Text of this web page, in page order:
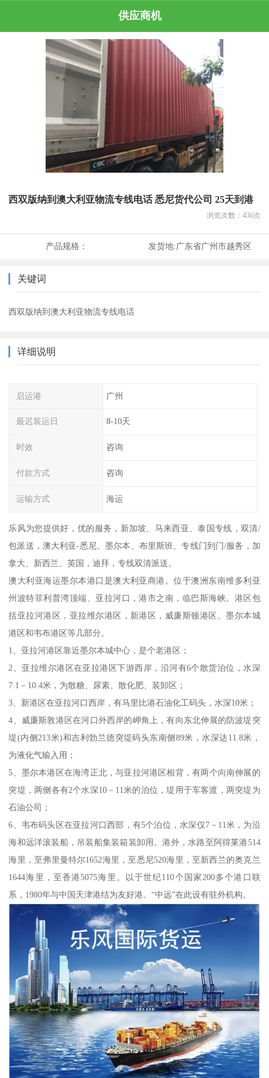
供应商机
西双版纳到澳大利亚物流专线电话 悉尼货代公司 25天到港
浏览次数： 436次
产品规格： 发货地:广东省广州市越秀区
关键词
西双版纳到澳大利亚物流专线电话
详细说明
启运港 广州
最迟装运日 8-10天
时效 咨询
付款方式 咨询
运输方式 海运
乐风为您提供好，优的服务，新加坡、马来西亚、泰国专线，双清/
包派送，澳大利亚-悉尼、墨尔本、布里斯班、专线门到门/服务，加
拿大、新西兰、英国，迪拜，专线双清派送。
澳大利亚海运墨尔本港口是澳大利亚商港。位于澳洲东南维多利亚
州波特菲利普湾顶端、亚拉河口，港市之南，临巴斯海峡。港区包
括亚拉河港区，亚拉维尔港区，新港区，威廉斯顿港区、墨尔本城
港区和韦布港区等几部分。
1、亚拉河港区靠近墨尔本城中心，是个老港区；
2、亚拉维尔港区在亚拉港区下游西岸，沿河有6个散货泊位，水深
7.1－10.4米，为散糖、尿素、散化肥、装卸区；
3、新港区在亚拉河口西岸，有马里比港石油化工码头，水深10米；
4、威廉斯敦港区在河口外西岸的岬角上，有向东北伸展的防波堤突
堤(内侧213米)和吉利勃兰德突堤码头东南侧89米，水深达11.8米，
为液化气输入用；
5、墨尔本港区在海湾正北，与亚拉河港区相背，有两个向南伸展的
突堤，两侧各有2个水深10－11米的泊位，堤用于车客渡，两突堤为
石油公司；
6、韦布码头区在亚拉河口西部，有5个泊位，水深仅7－11米，为沿
海和远洋滚装船，吊装船集装箱装卸用。港外，水路至阿得莱港514
海里，至弗里曼特尔1652海里，至悉尼520海里，至新西兰的奥克兰
1644海里，至香港5075海里。以于世纪110个国家200多个港口联
系，1980年与中国天津港结为友好港。“中远”在此设有驻外机构。